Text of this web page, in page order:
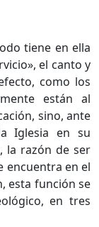
tiene en ella
el canto y
como los
están al
sino, ante
Iglesia en su
la razón de ser
encuentra en el
esta función se
en tres